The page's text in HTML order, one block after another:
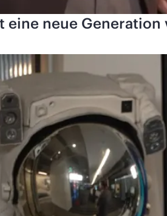
eine neue Generation